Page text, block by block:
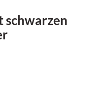
schwarzen